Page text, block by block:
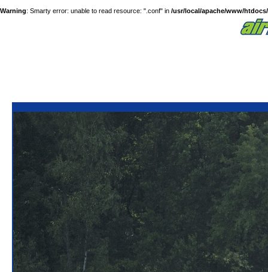
Warning: Smarty error: unable to read resource: ".conf" in /usr/local/apache/www/